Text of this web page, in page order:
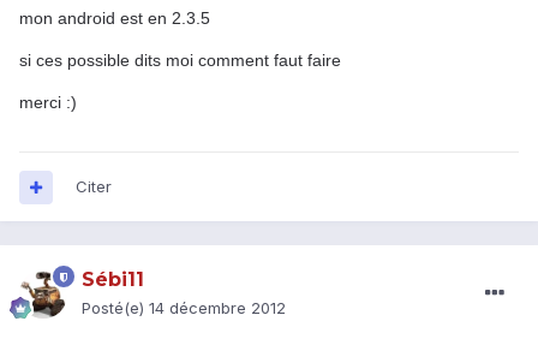
mon android est en 2.3.5
si ces possible dits moi comment faut faire
merci :)
Citer
Sébi11
Posté(e) 14 décembre 2012